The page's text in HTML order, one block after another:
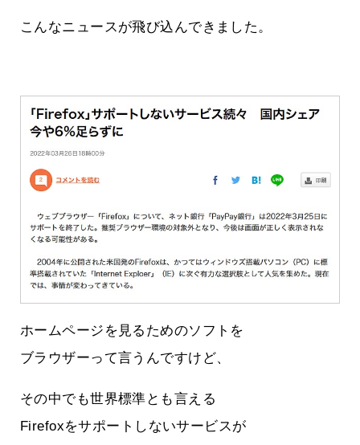
こんなニュースが飛び込んできました。
ホームページを見るためのソフトを
ブラウザーって言うんですけど、
その中でも世界標準とも言える
Firefoxをサポートしないサービスが